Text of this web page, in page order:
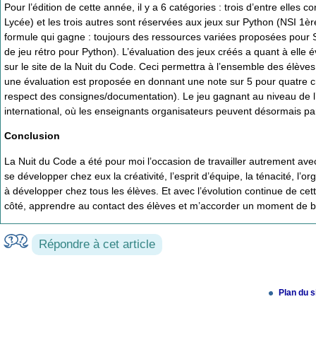
Pour l’édition de cette année, il y a 6 catégories : trois d’entre elles
Lycée) et les trois autres sont réservées aux jeux sur Python (NSI
formule qui gagne : toujours des ressources variées proposées
de jeu rétro pour Python). L’évaluation des jeux créés a quant à elle
sur le site de la Nuit du Code. Ceci permettra à l’ensemble des
une évaluation est proposée en donnant une note sur 5 pour quatre
respect des consignes/documentation). Le jeu gagnant au niveau
international, où les enseignants organisateurs peuvent désormais
Conclusion
La Nuit du Code a été pour moi l’occasion de travailler autrement
se développer chez eux la créativité, l’esprit d’équipe, la ténacité,
à développer chez tous les élèves. Et avec l’évolution continue de
côté, apprendre au contact des élèves et m’accorder un moment
Répondre à cet article
Plan du